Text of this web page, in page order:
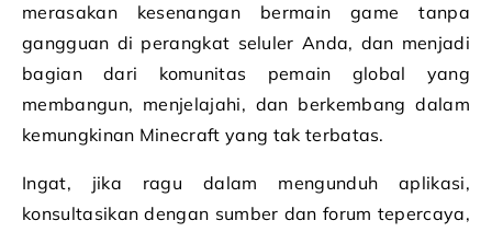
merasakan kesenangan bermain game tanpa
gangguan di perangkat seluler Anda, dan menjadi
bagian dari komunitas pemain global yang
membangun, menjelajahi, dan berkembang dalam
kemungkinan Minecraft yang tak terbatas.
Ingat, jika ragu dalam mengunduh aplikasi,
konsultasikan dengan sumber dan forum tepercaya,